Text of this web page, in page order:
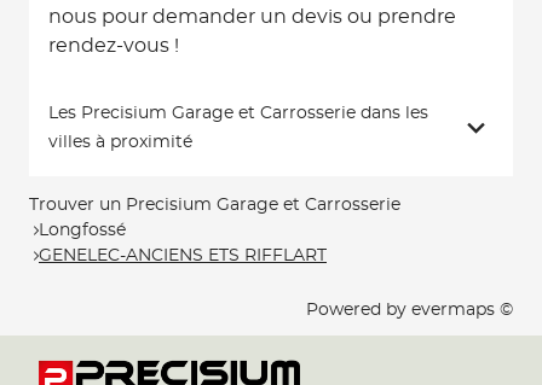
nous pour demander un devis ou prendre
rendez-vous !
Les Precisium Garage et Carrosserie dans les
villes à proximité
Trouver un Precisium Garage et Carrosserie
Longfossé
GENELEC-ANCIENS ETS RIFFLART
Powered by evermaps ©